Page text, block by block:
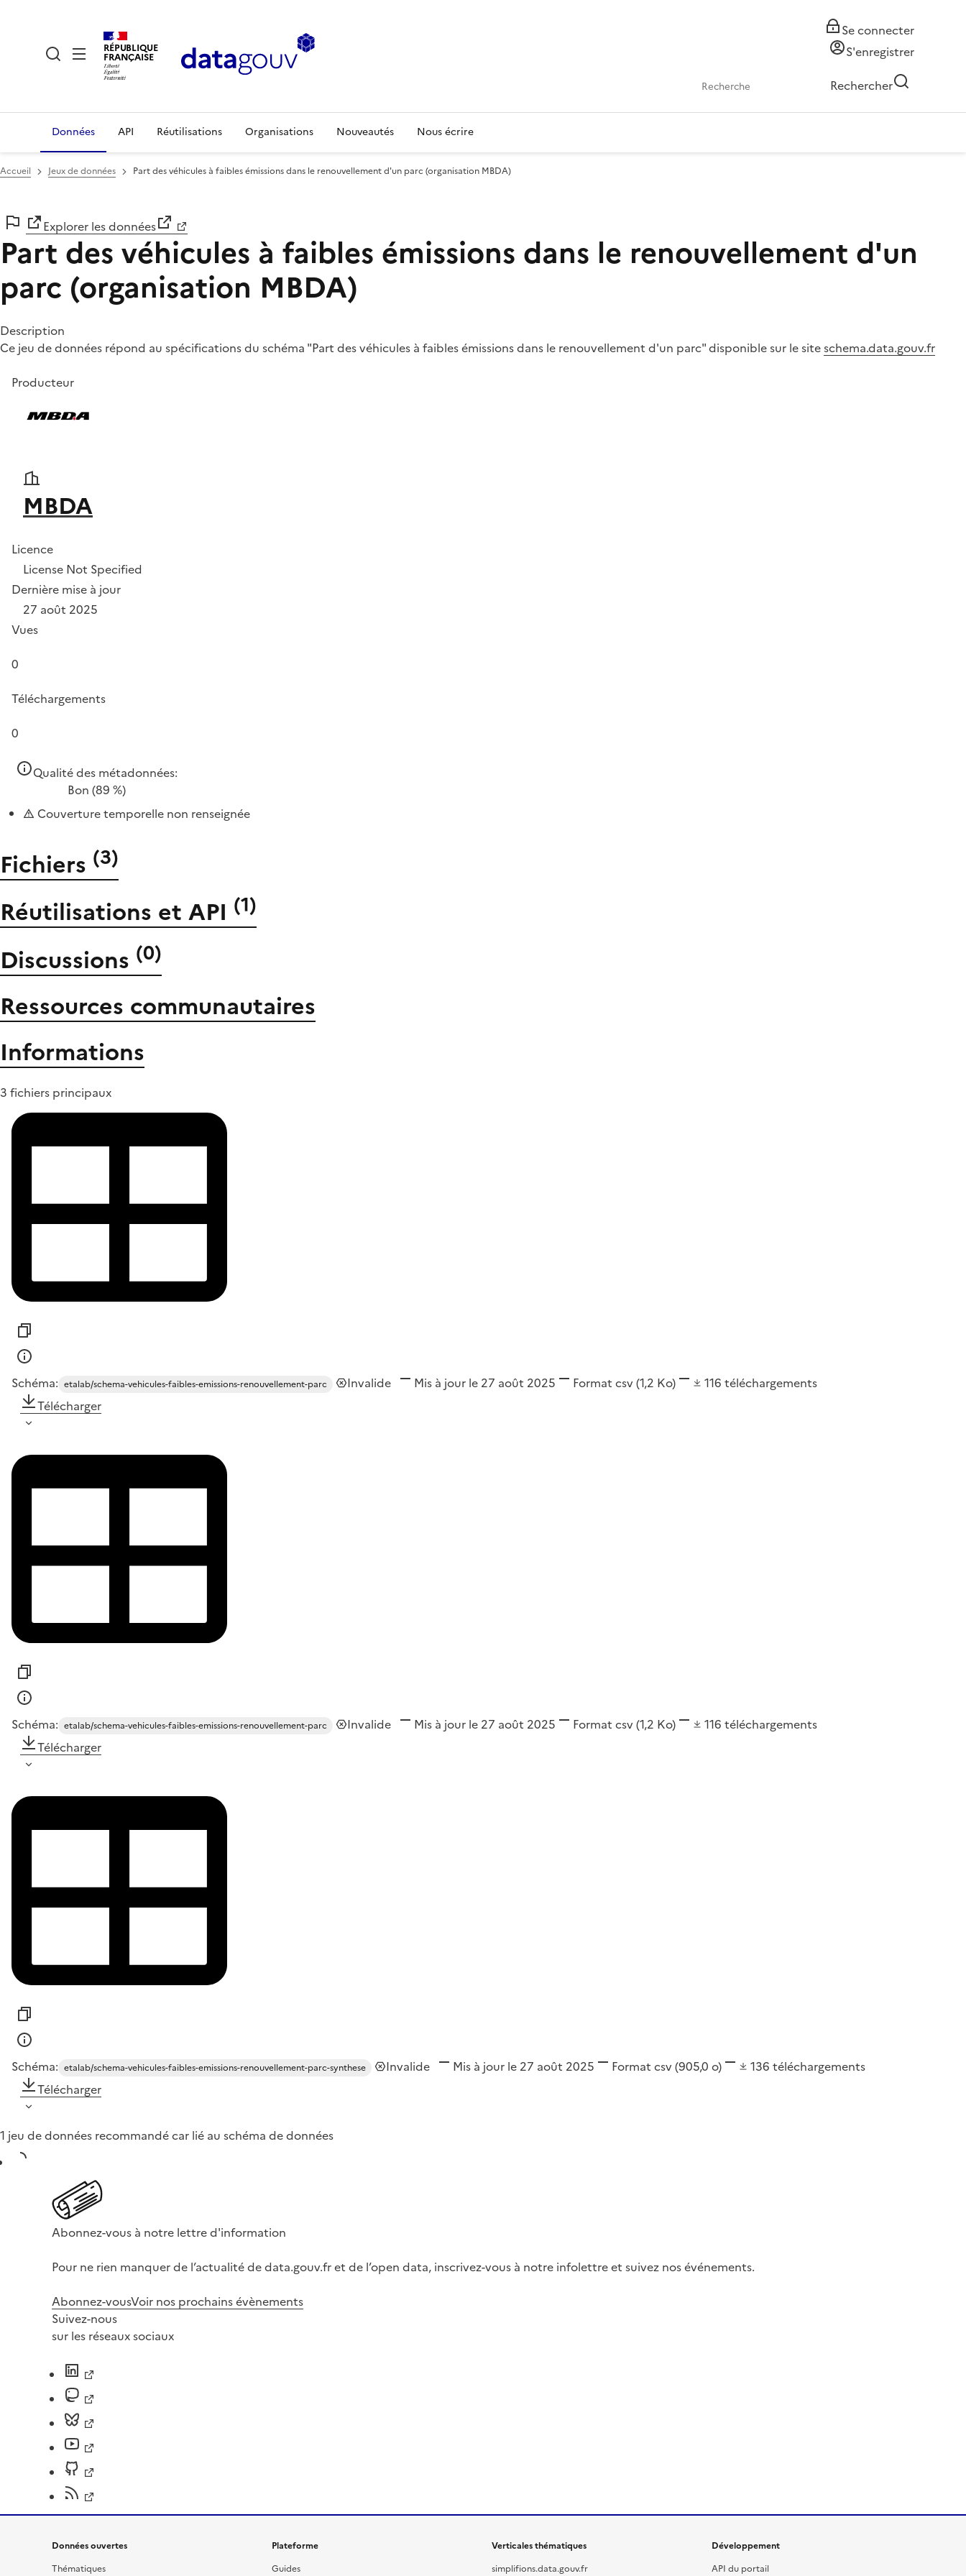
RÉPUBLIQUE
FRANÇAISE
Se connecter
S'enregistrer
Rechercher
Données API Réutilisations Organisations Nouveautés Nous écrire
Accueil Jeux de données Part des véhicules à faibles émissions dans le renouvellement d'un parc (organisation MBDA)
Explorer les données
Part des véhicules à faibles émissions dans le renouvellement d'un
parc (organisation MBDA)
Description
Ce jeu de données répond au spécifications du schéma "Part des véhicules à faibles émissions dans le renouvellement d'un parc" disponible sur le siteschema.data.gouv.fr
Producteur
MBDA
Licence
License Not Specified
Dernière mise à jour
27 août 2025
Vues
0
Téléchargements
0
Qualité des métadonnées:
Bon (89 %)
Couverture temporelle non renseignée
Fichiers (3)
Réutilisations et API (1)
Discussions (0)
Ressources communautaires
Informations
3 fichiers principaux
Schéma: etalab/schema-vehicules-faibles-emissions-renouvellement-parc Invalide Mis à jour le 27 août 2025 Format csv(1,2 Ko) 116 téléchargements
Télécharger
Schéma: etalab/schema-vehicules-faibles-emissions-renouvellement-parc Invalide Mis à jour le 27 août 2025 Format csv(1,2 Ko) 116 téléchargements
Télécharger
Schéma: etalab/schema-vehicules-faibles-emissions-renouvellement-parc-synthese Invalide Mis à jour le 27 août 2025 Format csv(905,0 o) 136 téléchargements
Télécharger
1 jeu de données recommandé car lié au schéma de données
Abonnez-vous à notre lettre d'information
Pour ne rien manquer de l’actualité de data.gouv.fr et de l’open data, inscrivez-vous à notre infolettre et suivez nos événements.
Abonnez-vousVoir nos prochains évènements
Suivez-nous
sur les réseaux sociaux
Données ouvertes
Thématiques
Plateforme
Guides
Verticales thématiques
simplifions.data.gouv.fr
Développement
API du portail